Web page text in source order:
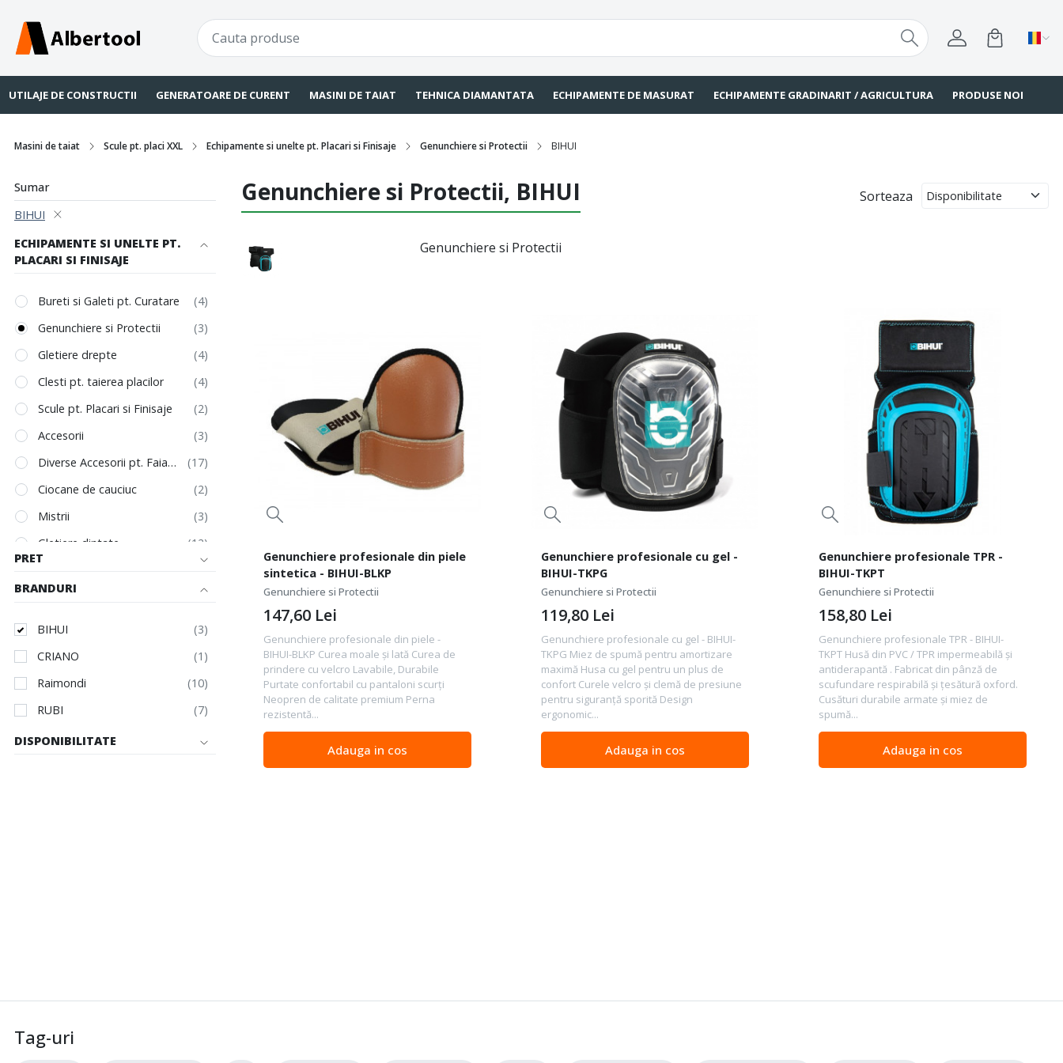
UTILAJE DE CONSTRUCTII GENERATOARE DE CURENT MASINI DE TAIAT TEHNICA DIAMANTATA ECHIPAMENTE DE MASURAT ECHIPAMENTE GRADINARIT / AGRICULTURA PRODUSE NOI
Masini de taiat Scule pt. placi XXL Echipamente si unelte pt. Placari si Finisaje Genunchiere si Protectii BIHUI
Sumar
BIHUI
ECHIPAMENTE SI UNELTE PT.
PLACARI SI FINISAJE
Bureti si Galeti pt. Curatare
Genunchiere si Protectii
Gletiere drepte
Clesti pt. taierea placilor
Scule pt. Placari si Finisaje
Accesorii
Diverse Accesorii pt. Faiantari
Ciocane de cauciuc
Mistrii
Gletiere dintate
Unelte de mana
Racleta de scos rosturi
Truse si Cutii de Scule
PRET
BRANDURI
BIHUI
CRIANO
Raimondi
RUBI
DISPONIBILITATE
Genunchiere si Protectii, BIHUI Sorteaza
Genunchiere si Protectii
Genunchiere profesionale din piele
sintetica - BIHUI-BLKP
Genunchiere si Protectii
Genunchiere profesionale din piele -
BIHUI-BLKP Curea moale și lată Curea de
prindere cu velcro Lavabile, Durabile
Purtate confortabil cu pantaloni scurți
Neopren de calitate premium Perna
rezistentă...
147,60 Lei
Adauga in cos
Genunchiere profesionale cu gel -
BIHUI-TKPG
Genunchiere si Protectii
Genunchiere profesionale cu gel - BIHUI-
TKPG Miez de spumă pentru amortizare
maximă Husa cu gel pentru un plus de
confort Curele velcro și clemă de presiune
pentru siguranță sporită Design
ergonomic...
119,80 Lei
Adauga in cos
Genunchiere profesionale TPR -
BIHUI-TKPT
Genunchiere si Protectii
Genunchiere profesionale TPR - BIHUI-
TKPT Husă din PVC / TPR impermeabilă și
antiderapantă . Fabricat din pânză de
scufundare respirabilă și țesătură oxford.
Cusături durabile armate și miez de
spumă...
158,80 Lei
Adauga in cos
Tag-uri